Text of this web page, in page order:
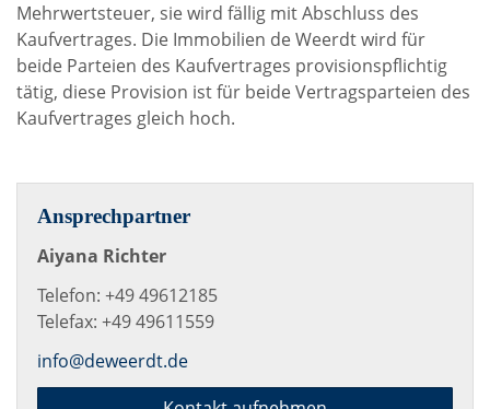
Mehrwertsteuer, sie wird fällig mit Abschluss des
Kaufvertrages. Die Immobilien de Weerdt wird für
beide Parteien des Kaufvertrages provisionspflichtig
tätig, diese Provision ist für beide Vertragsparteien des
Kaufvertrages gleich hoch.
Ansprechpartner
Aiyana Richter
Telefon: +49 49612185
Telefax: +49 49611559
info@deweerdt.de